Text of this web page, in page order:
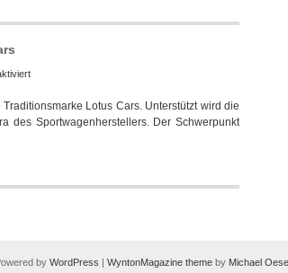
für
Dams
London
Neukunden
Lotus Cars. Unterstützt wird die
des Sportwagenherstellers. Der Schwerpunkt
by WordPress | WyntonMagazine theme by Michael